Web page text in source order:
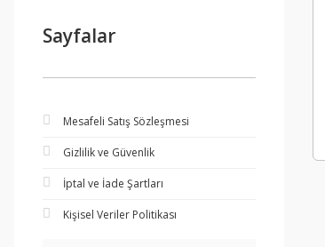
Sayfalar
Mesafeli Satış Sözleşmesi
Gizlilik ve Güvenlik
İptal ve İade Şartları
Kişisel Veriler Politikası